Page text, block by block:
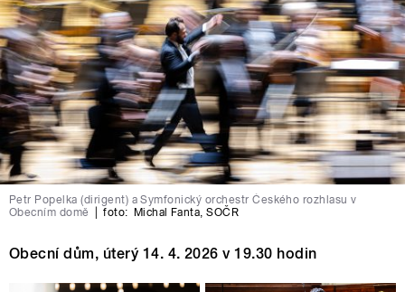
Petr Popelka (dirigent) a Symfonický orchestr Českého rozhlasu v
Obecním domě
foto: Michal Fanta,SOČR
Obecní dům, úterý 14. 4. 2026 v 19.30 hodin